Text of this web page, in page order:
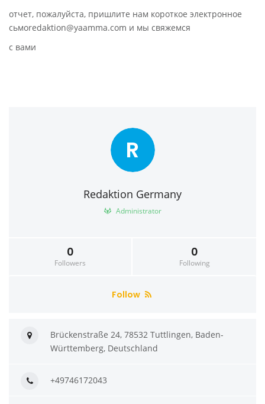
отчет, пожалуйста, пришлите нам короткое электронное
сьмоredaktion@yaamma.com и мы свяжемся
с вами
R
Redaktion Germany
Administrator
0
Followers
0
Following
Follow
Brückenstraße 24, 78532 Tuttlingen, Baden-
Württemberg, Deutschland
+49746172043